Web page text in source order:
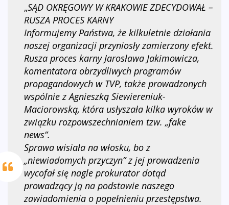
„SĄD OKRĘGOWY W KRAKOWIE ZDECYDOWAŁ –
RUSZA PROCES KARNY
Informujemy Państwa, że kilkuletnie działania
naszej organizacji przyniosły zamierzony efekt.
Rusza proces karny Jarosława Jakimowicza,
komentatora obrzydliwych programów
propagandowych w TVP, także prowadzonych
wspólnie z Agnieszką Siewiereniuk-
Maciorowską, która usłyszała kilka wyroków w
związku rozpowszechnianiem tzw. „fake
news”.
Sprawa wisiała na włosku, bo z
„niewiadomych przyczyn” z jej prowadzenia
wycofał się nagle prokurator dotąd
prowadzący ją na podstawie naszego
zawiadomienia o popełnieniu przestępstwa.